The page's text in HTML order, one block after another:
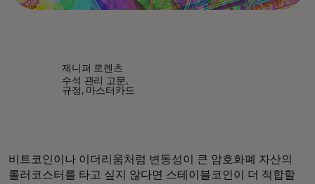
제니퍼 로렌츠
수석 관리 고문,
규정, 마스터카드
비트코인이나 이더리움처럼 변동성이 큰 암호화폐 자산의
롤러코스터를 타고 싶지 않다면 스테이블코인이 더 적합할